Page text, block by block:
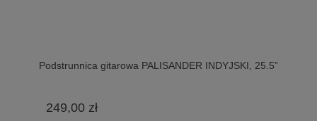
Podstrunnica gitarowa PALISANDER INDYJSKI, 25.5”
249,00 zł